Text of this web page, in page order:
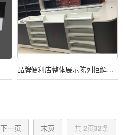
品牌便利店整体展示陈列柜解决方案
下一页 末页 共 2页32条